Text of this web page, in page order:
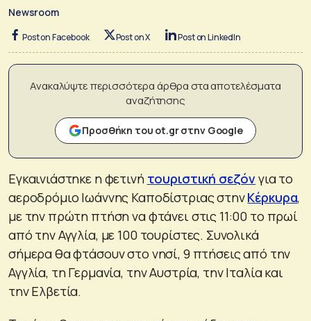
Newsroom
Post on Facebook Post on X Post on LinkedIn
Ανακαλύψτε περισσότερα άρθρα στα αποτελέσματα
αναζήτησης
Προσθήκη του ot.gr στην Google
Εγκαινιάστηκε η φετινή τουριστική σεζόνγια το
αεροδρόμιο Ιωάννης Καποδίστριας στηνΚέρκυρα,
με την πρώτη πτήση να φτάνει στις 11:00 το πρωί
από την Αγγλία, με 100 τουρίστες. Συνολικά
σήμερα θα φτάσουν στο νησί, 9 πτήσεις από την
Αγγλία, τη Γερμανία, την Αυστρία, την Ιταλία και
την Ελβετία.